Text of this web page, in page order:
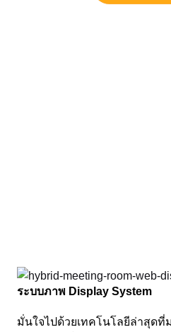
ระบบภาพ Display System
มั่นใจไปด้วยเทคโนโลยีล่าสุดที่